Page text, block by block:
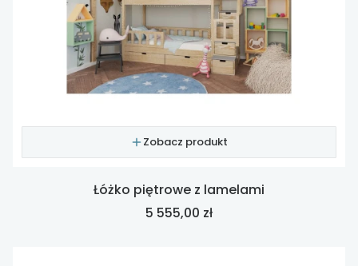
Zobacz produkt
Łóżko piętrowe z lamelami
Cena
5 555,00 zł